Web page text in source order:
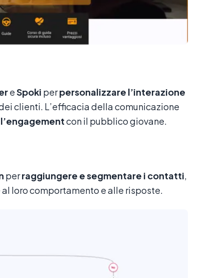
eSpoki perpersonalizzare l’interazione
clienti. L’efficacia della comunicazione
con il pubblico giovane.
perraggiungere e segmentare i contatti,
al loro comportamento e alle risposte.